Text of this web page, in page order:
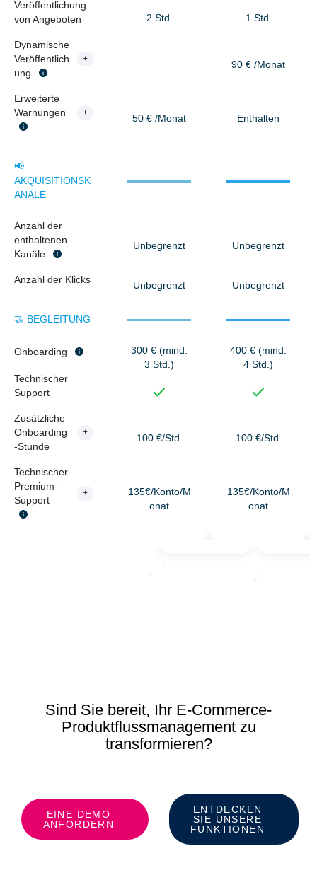
Veröffentlichung
von Angeboten
2 Std. 1 Std.
Dynamische
Veröffentlich
ung
+
90 € /Monat
Erweiterte
Warnungen
+
50 € /Monat Enthalten
📢
AKQUISITIONSK
ANÄLE
Anzahl der
enthaltenen
Kanäle
Unbegrenzt Unbegrenzt
Anzahl der Klicks Unbegrenzt Unbegrenzt
🤝 BEGLEITUNG
Onboarding
300 € (mind.
3 Std.)
400 € (mind.
4 Std.)
Technischer
Support
Zusätzliche
Onboarding
-Stunde
+
100 €/Std. 100 €/Std.
Technischer
Premium-
Support
+
135€/Konto/M
onat
135€/Konto/M
onat
Sind Sie bereit, Ihr E-Commerce-
Produktflussmanagement zu
transformieren?
EINE DEMO
ANFORDERN
ENTDECKEN
SIE UNSERE
FUNKTIONEN